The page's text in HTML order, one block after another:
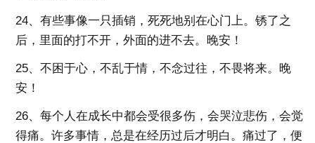
24、有些事像一只插销，死死地别在心门上。锈了之
后，里面的打不开，外面的进不去。晚安！
25、不困于心，不乱于情，不念过往，不畏将来。晚
安！
26、每个人在成长中都会受很多伤，会哭泣悲伤，会觉
得痛。许多事情，总是在经历过后才明白。痛过了，便